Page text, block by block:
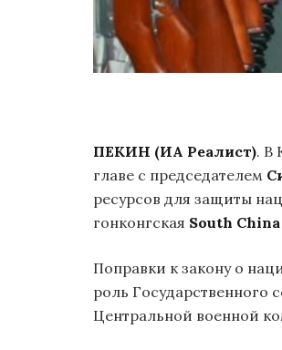
ПЕКИН (ИА Реалист). В
главе с председателем
ресурсов для защиты
гонконгская South
Поправки к закону о
роль Государственного
Центральной военной